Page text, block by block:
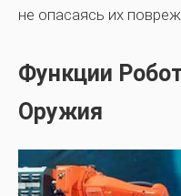
не опасаясь их
Функции
Оружия